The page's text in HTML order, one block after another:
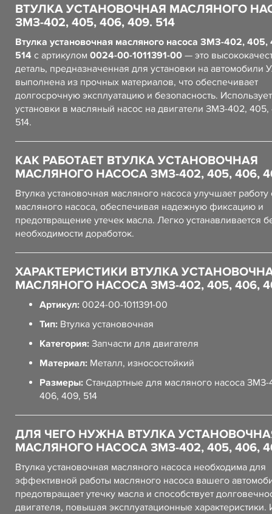
ВТУЛКА УСТАНОВОЧНАЯ МАСЛЯНОГО
ЗМЗ-402, 405, 406, 409. 514
Втулка установочная масляного насоса ЗМЗ-402,
514 с артикулом 0024-00-1011391-00 — это
деталь, предназначенная для установки на автомобили
выполнена из прочных материалов, что обеспечивает
долгосрочную эксплуатацию и безопасность.
установки в масляный насос на двигатели ЗМЗ-402,
514.
КАК РАБОТАЕТ ВТУЛКА УСТАНОВОЧНАЯ
МАСЛЯНОГО НАСОСА ЗМЗ-402, 405, 406,
Втулка установочная масляного насоса улучшает
масляного насоса, обеспечивая надежную фиксацию и
предотвращение утечек масла. Легко устанавливается
необходимости доработок.
ХАРАКТЕРИСТИКИ ВТУЛКА
МАСЛЯНОГО НАСОСА ЗМЗ-402, 405, 406,
Артикул: 0024-00-1011391-00
Тип: Втулка установочная
Категория: Запчасти для двигателя
Материал: Металл, износостойкий
Размеры: Стандартные для масляного насоса
406, 409, 514
ДЛЯ ЧЕГО НУЖНА ВТУЛКА
МАСЛЯНОГО НАСОСА ЗМЗ-402, 405, 406,
Втулка установочная масляного насоса необходима для
эффективной работы масляного насоса вашего
предотвращает утечку масла и способствует
двигателя, повышая эксплуатационные характеристики.